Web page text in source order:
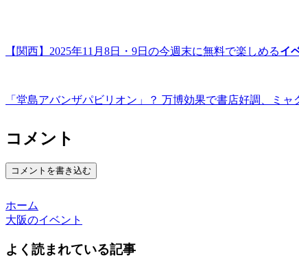
【関西】2025年11月8日・9日の今週末に無料で楽しめるイ
「堂島アバンザパビリオン」？ 万博効果で書店好調、ミャ
コメント
コメントを書き込む
ホーム
大阪のイベント
よく読まれている記事